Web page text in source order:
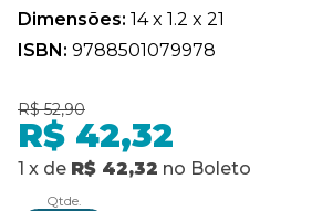
Dimensões: 14 x 1.2 x 21
ISBN: 9788501079978
R$ 52,90
R$ 42,32
1 x de R$ 42,32 no Boleto
Qtde.